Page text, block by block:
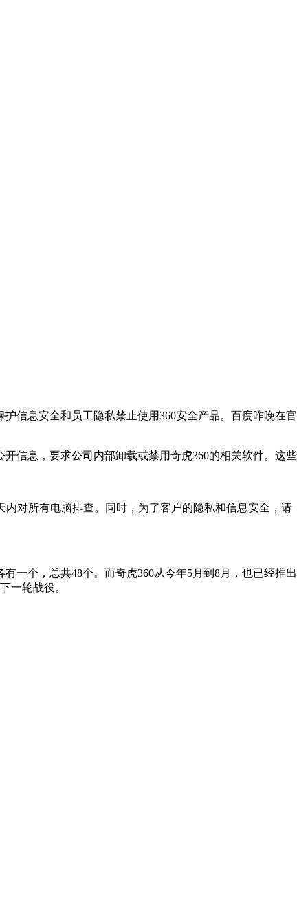
信息安全和员工隐私禁止使用360安全产品。百度昨晚在官
信息，要求公司内部卸载或禁用奇虎360的相关软件。这些
对所有电脑排查。同时，为了客户的隐私和信息安全，请
一个，总共48个。而奇虎360从今年5月到8月，也已经推出
一轮战役。